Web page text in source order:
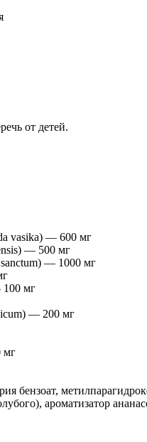
от детей.
vasika) — 600 мг
— 500 мг
sanctum) — 1000 мг
100 мг
— 200 мг
мг
бензоат,
ароматизатор